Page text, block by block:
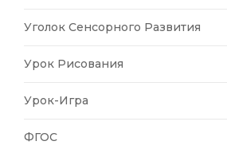
Уголок Сенсорного Развития
Урок Рисования
Урок-Игра
ФГОС